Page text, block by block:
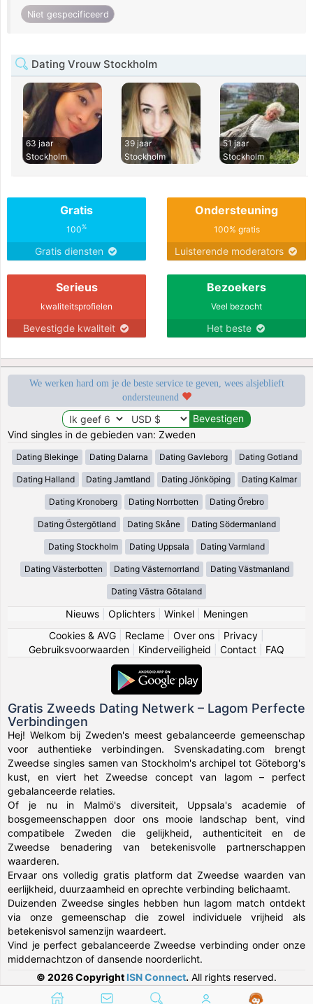
Niet gespecificeerd
Dating Vrouw Stockholm
63 jaar
Stockholm
39 jaar
Stockholm
51 jaar
Stockholm
Gratis
100%
Gratis diensten
Ondersteuning
100% gratis
Luisterende moderators
Serieus
kwaliteitsprofielen
Bevestigde kwaliteit
Bezoekers
Veel bezocht
Het beste
We werken hard om je de beste service te geven, wees alsjeblieft
ondersteunend
Vind singles in de gebieden van: Zweden
Dating Blekinge Dating Dalarna Dating Gavleborg Dating Gotland
Dating Halland Dating Jamtland Dating Jönköping Dating Kalmar
Dating Kronoberg Dating Norrbotten Dating Örebro
Dating Östergötland Dating Skåne Dating Södermanland
Dating Stockholm Dating Uppsala Dating Varmland
Dating Västerbotten Dating Västernorrland Dating Västmanland
Dating Västra Götaland
Nieuws| Oplichters| Winkel| Meningen
Cookies & AVG
Reclame Over ons Privacy
Gebruiksvoorwaarden
Kinderveiligheid Contact FAQ
Gratis Zweeds Dating Netwerk – Lagom Perfecte
Verbindingen
Hej! Welkom bij Zweden's meest gebalanceerde gemeenschap
voor authentieke verbindingen. Svenskadating.com brengt
Zweedse singles samen van Stockholm's archipel tot Göteborg's
kust, en viert het Zweedse concept van lagom – perfect
gebalanceerde relaties.
Of je nu in Malmö's diversiteit, Uppsala's academie of
bosgemeenschappen door ons mooie landschap bent, vind
compatibele Zweden die gelijkheid, authenticiteit en de
Zweedse benadering van betekenisvolle partnerschappen
waarderen.
Ervaar ons volledig gratis platform dat Zweedse waarden van
eerlijkheid, duurzaamheid en oprechte verbinding belichaamt.
Duizenden Zweedse singles hebben hun lagom match ontdekt
via onze gemeenschap die zowel individuele vrijheid als
betekenisvol samenzijn waardeert.
Vind je perfect gebalanceerde Zweedse verbinding onder onze
middernachtzon of dansende noorderlicht.
© 2026 Copyright ISN Connect. All rights reserved.